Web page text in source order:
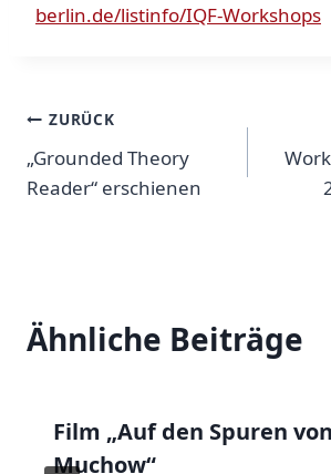
berlin.de/listinfo/IQF-Workshops
Beitragsnavigation
ZURÜCK
„Grounded Theory
Reader“ erschienen
Ähnliche Beiträge
Film „Auf den Spuren
Muchow“